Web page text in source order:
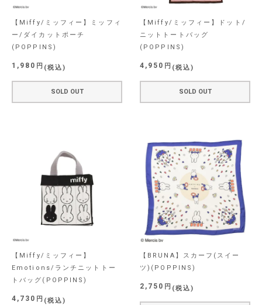
【Miffy/ミッフィー】ミッフィ
ー/ダイカットポーチ
(POPPINS)
1,980 税込
SOLD OUT
【Miffy/ミッフィー】ドット/
ニットトートバッグ
(POPPINS)
4,950 税込
SOLD OUT
【Miffy/ミッフィー】
Emotions/ランチニットトー
トバッグ(POPPINS)
4,730 税込
【BRUNA】スカーフ(スイー
ツ)(POPPINS)
2,750 税込